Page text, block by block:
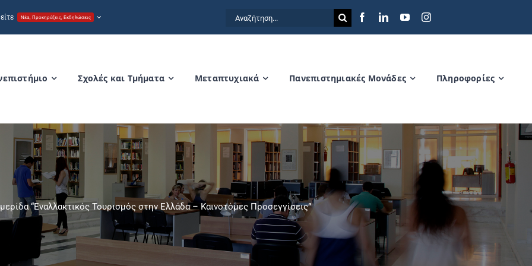
Νέα, Προκηρύξεις, Εκδηλώσεις
Αναζήτηση
for:
Σχολές και Τμήματα Μεταπτυχιακά Πανεπιστημιακές Μονάδες Πληροφορίες
“Εναλλακτικός Τουρισμός στην Ελλάδα – Καινοτόμες Προσεγγίσεις”